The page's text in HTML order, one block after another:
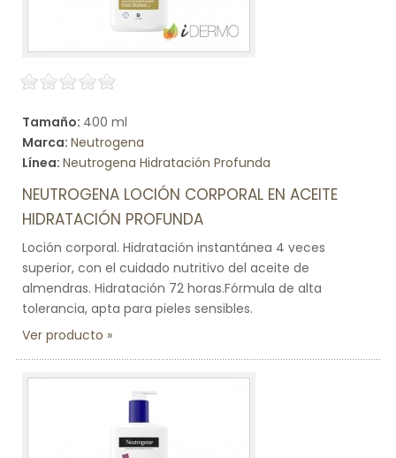
Tamaño: 400 ml
Marca: Neutrogena
Línea: Neutrogena Hidratación Profunda
NEUTROGENA LOCIÓN CORPORAL EN ACEITE
HIDRATACIÓN PROFUNDA
Loción corporal. Hidratación instantánea 4 veces
superior, con el cuidado nutritivo del aceite de
almendras. Hidratación 72 horas.Fórmula de alta
tolerancia, apta para pieles sensibles.
Ver producto